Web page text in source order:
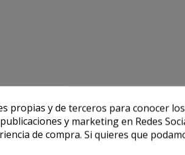
propias y de terceros para conocer
y marketing en Redes
de compra. Si quieres que